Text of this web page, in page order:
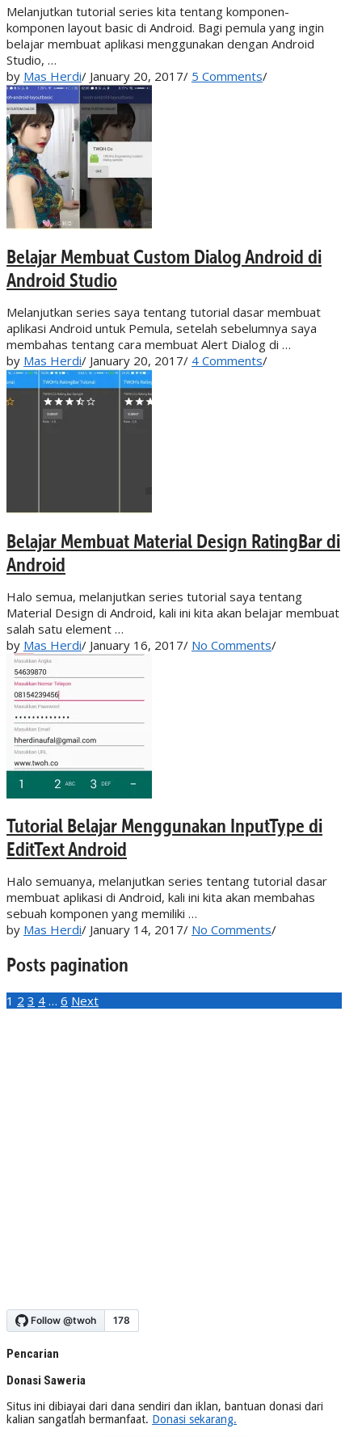
Melanjutkan tutorial series kita tentang komponen-
komponen layout basic di Android. Bagi pemula yang ingin
belajar membuat aplikasi menggunakan dengan Android
Studio, …
by Mas Herdi/ January 20, 2017/ 5 Comments/
Belajar Membuat Custom Dialog Android di
Android Studio
Melanjutkan series saya tentang tutorial dasar membuat
aplikasi Android untuk Pemula, setelah sebelumnya saya
membahas tentang cara membuat Alert Dialog di …
by Mas Herdi/ January 20, 2017/ 4 Comments/
Belajar Membuat Material Design RatingBar di
Android
Halo semua, melanjutkan series tutorial saya tentang
Material Design di Android, kali ini kita akan belajar membuat
salah satu element …
by Mas Herdi/ January 16, 2017/ No Comments/
Tutorial Belajar Menggunakan InputType di
EditText Android
Halo semuanya, melanjutkan series tentang tutorial dasar
membuat aplikasi di Android, kali ini kita akan membahas
sebuah komponen yang memiliki …
by Mas Herdi/ January 14, 2017/ No Comments/
Posts pagination
1 2 3 4 … 6 Next
Pencarian
Donasi Saweria
Situs ini dibiayai dari dana sendiri dan iklan, bantuan donasi dari
kalian sangatlah bermanfaat. Donasi sekarang.